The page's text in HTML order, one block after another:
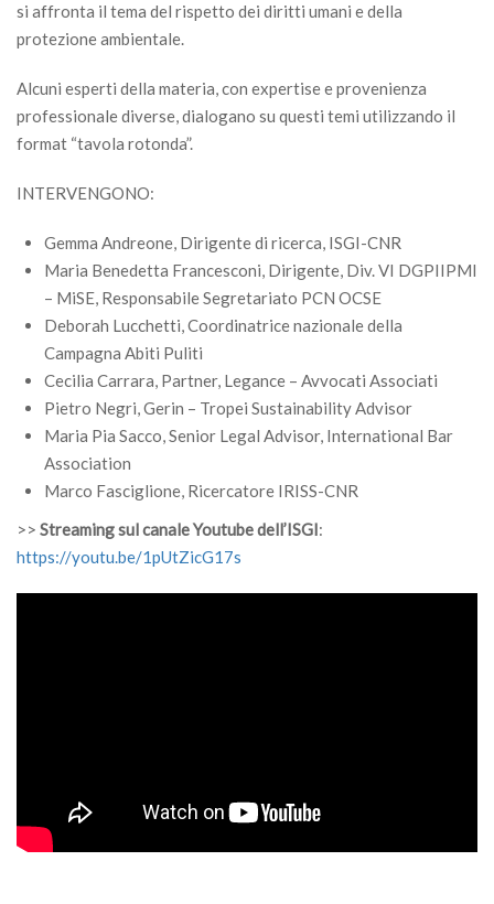
si affronta il tema del rispetto dei diritti umani e della
protezione ambientale.
Alcuni esperti della materia, con expertise e provenienza
professionale diverse, dialogano su questi temi utilizzando il
format “tavola rotonda”.
INTERVENGONO:
Gemma Andreone, Dirigente di ricerca, ISGI-CNR
Maria Benedetta Francesconi, Dirigente, Div. VI DGPIIPMI
– MiSE, Responsabile Segretariato PCN OCSE
Deborah Lucchetti, Coordinatrice nazionale della
Campagna Abiti Puliti
Cecilia Carrara, Partner, Legance – Avvocati Associati
Pietro Negri, Gerin – Tropei Sustainability Advisor
Maria Pia Sacco, Senior Legal Advisor, International Bar
Association
Marco Fasciglione, Ricercatore IRISS-CNR
>> Streaming sul canale Youtube dell’ISGI:
https://youtu.be/1pUtZicG17s